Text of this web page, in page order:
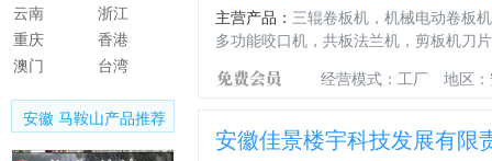
主营产品： 三辊卷板机，机械电动卷板
多功能咬口机，共板法兰机，剪板机刀
经营模式：工厂
地区
安徽佳景楼宇科技发展有限
云南
浙江
重庆
香港
澳门
台湾
安徽 马鞍山产品推荐